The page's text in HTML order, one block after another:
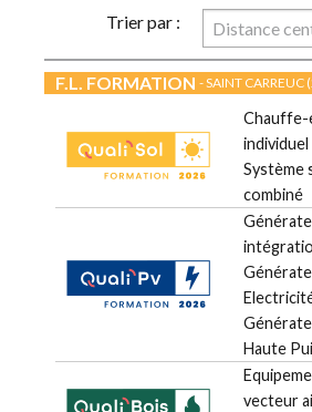
Trier par : Distance
F.L. FORMATION - SAINT CARREUC
Chauffe-
individuel
Système
combiné
Haute
vecteur